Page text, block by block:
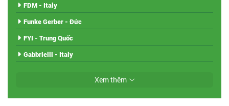
FDM - Italy
Funke Gerber - Đức
FYI - Trung Quốc
Gabbrielli - Italy
Xem thêm